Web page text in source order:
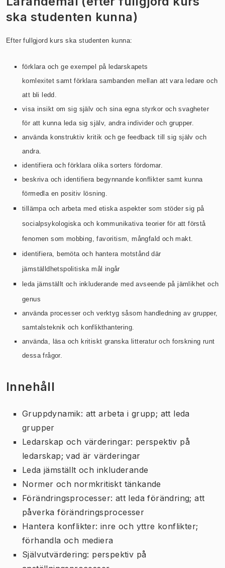
ska studenten kunna)
Efter fullgjord kurs ska studenten kunna:
förklara och ge exempel på ledarskapets
komlexitet samt förklara sambanden mellan att vara ledare och
att bli ledd.
visa insikt om sig själv och sina egna styrkor och svagheter
för att kunna leda sig själv, andra individer och grupper.
använda konstruktiv kritik och ge feedback till sig själv och
andra.
identifiera och förklara olika sorters fördomar.
beskriva och identifiera begynnande konflikter samt kunna
förmedla en positiv lösning.
tillämpa och arbeta med etiska aspekter som stöder sig på
socialpsykologiska och kommunikativa teorier för att förstå
fenomen som mobbing, favoritism, mångfald och makt.
identifiera, bemöta och hantera motstånd där
jämställdhetspolitiska mål ingår
leda jämställt och inkluderande med avseende på jämlikhet och
genus
använda processer och verktyg såsom handledning av grupper,
samtalsteknik och konflikthantering.
använda, läsa och kritiskt granska litteratur och forskning runt
dessa frågor.
Innehåll
Gruppdynamik: att arbeta i grupp; att leda
grupper
Ledarskap och värderingar: perspektiv på
ledarskap; vad är värderingar
Leda jämställt och inkluderande
Normer och normkritiskt tänkande
Förändringsprocesser: att leda förändring; att
påverka förändringsprocesser
Hantera konflikter: inre och yttre konflikter;
förhandla och mediera
Självutvärdering: perspektiv på